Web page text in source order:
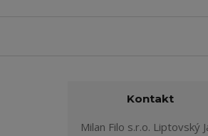
Kontakt
Milan Filo s.r.o. Liptovský